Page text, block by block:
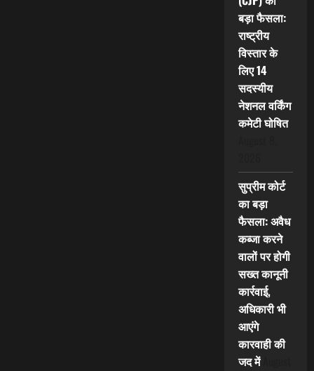
बड़ा फैसला:
राष्ट्रीय
विस्तार के
लिए 14
सदस्यीय
नेशनल वर्किंग
कमेटी घोषित
सुप्रीम कोर्ट
का बड़ा
फैसला: अवैध
कब्जा करने
वालों पर होगी
सख्त कानूनी
कार्रवाई,
अधिकारी भी
आएंगे
कारवाही की
जद में